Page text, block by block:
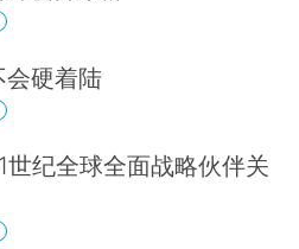
会硬着陆
纪全球全面战略伙伴关